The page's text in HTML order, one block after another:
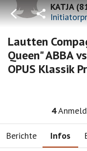
KATJA(
Lautten
Queen" ABBA
OPUS Klassik
4
Berichte Infos